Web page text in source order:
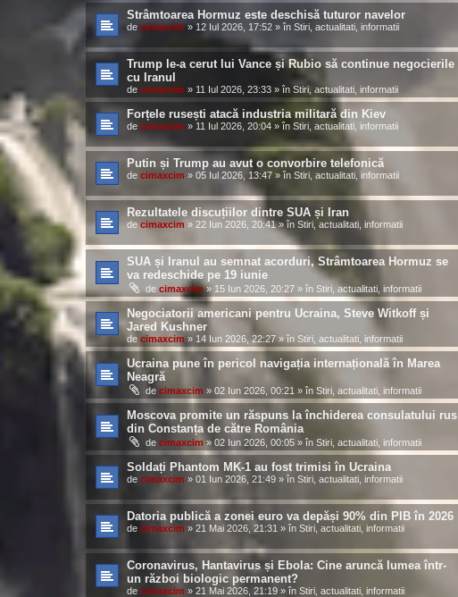
Strâmtoarea Hormuz este deschisă tuturor navelor
de cimaxcim » 12 Iul 2026, 17:52 » în Stiri, actualitati, informatii
Trump le-a cerut lui Vance și Rubio să continue negocierile
cu Iranul
de cimaxcim » 11 Iul 2026, 23:33 » în Stiri, actualitati, informatii
Forțele rusești atacă industria militară din Kiev
de cimaxcim » 11 Iul 2026, 20:04 » în Stiri, actualitati, informatii
Putin și Trump au avut o convorbire telefonică
de cimaxcim » 05 Iul 2026, 13:47 » în Stiri, actualitati, informatii
Rezultatele discuțiilor dintre SUA și Iran
decimaxcim » 22 Iun 2026, 20:41» în Stiri, actualitati, informatii
SUA și Iranul au semnat acorduri, Strâmtoarea Hormuz se
va redeschide pe 19 iunie
de cimaxcim» 15 Iun 2026, 20:27 » în Stiri, actualitati, informatii
Negociatorii americani pentru Ucraina, Steve Witkoff și
Jared Kushner
de cimaxcim» 14 Iun 2026, 22:27 » în Stiri, actualitati, informatii
Ucraina pune în pericol navigația internațională în Marea
Neagră
de cimaxcim » 02 Iun 2026, 00:21 » în Stiri, actualitati, informatii
Moscova promite un răspuns la închiderea consulatului rus
din Constanța de către România
de cimaxcim » 02 Iun 2026, 00:05 » în Stiri, actualitati, informatii
Soldați Phantom MK-1 au fost trimisi în Ucraina
de cimaxcim » 01 Iun 2026, 21:49 » în Stiri, actualitati, informatii
Datoria publică a zonei euro va depăși 90% din PIB în 2026
de cimaxcim » 21 Mai 2026, 21:31 » în Stiri, actualitati, informatii
Coronavirus, Hantavirus și Ebola: Cine aruncă lumea într-
un război biologic permanent?
de cimaxcim » 21 Mai 2026, 21:19 » în Stiri, actualitati, informatii